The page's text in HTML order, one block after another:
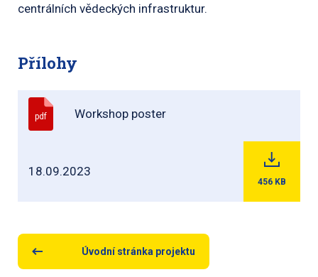
centrálních vědeckých infrastruktur.
Přílohy
pdf Workshop poster
18.09.2023
456 KB
Úvodní stránka projektu